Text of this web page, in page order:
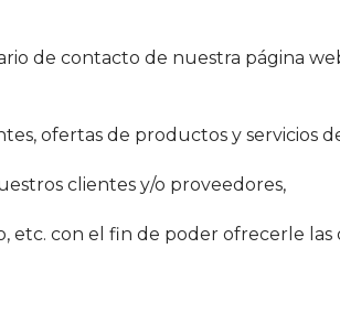
de contacto de nuestra página
ofertas de productos y servicios
clientes y/o proveedores,
etc. con el fin de poder ofrecerle